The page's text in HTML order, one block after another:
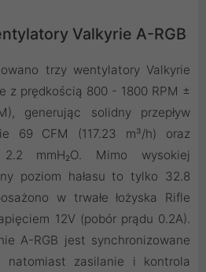
Valkyrie A-RGB
trzy wentylatory Valkyrie
z prędkością 800 - 1800 RPM ±
generując solidny przepływ
69 CFM (117.23 m³/h) oraz
mmH₂O. Mimo wysokiej
poziom hałasu to tylko 32.8
w trwałe łożyska Rifle
12V (pobór prądu 0.2A).
A-RGB jest synchronizowane
natomiast zasilanie i kontrola